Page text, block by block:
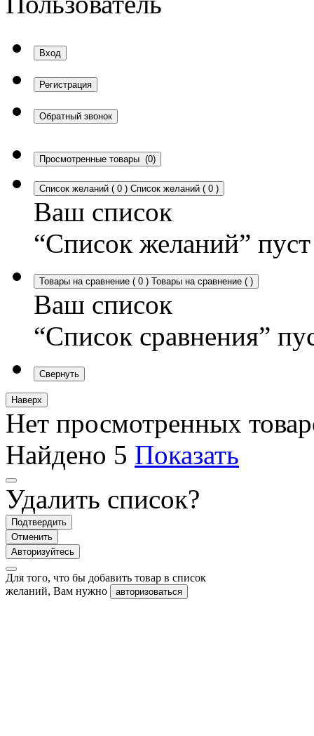
Вход
Регистрация
Обратный звонок
Просмотренные товары (0)
Список желаний ( 0 ) Список желаний ( 0 )
Ваш список
“Список желаний” пуст
Товары на сравнение ( 0 ) Товары на сравнение ( )
Ваш список
“Список сравнения”
Свернуть
Наверх
Нет просмотренных
Найдено 5 Показать
Удалить список?
Подтвердить
Отменить
Авторизуйтесь
Для того, что бы добавить товар в список
желаний, Вам нужно
авторизоваться